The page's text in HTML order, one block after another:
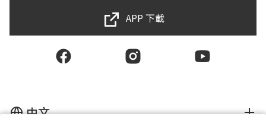
APP 下載
中文